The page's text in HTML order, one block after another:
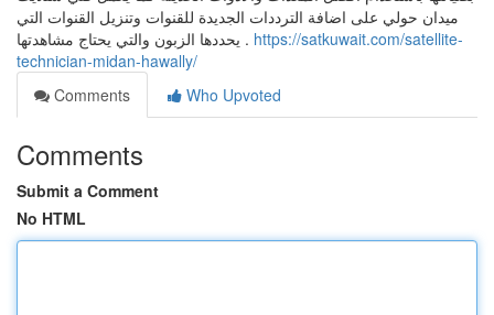
ميدان حولي على اضافة الترددات الجديدة للقنوات وتنزيل القنوات التي
يحددها الزبون والتي يحتاج مشاهدتها . https://satkuwait.com/satellite-
technician-midan-hawally/
Comments
Who Upvoted
Comments
Submit a Comment
No HTML